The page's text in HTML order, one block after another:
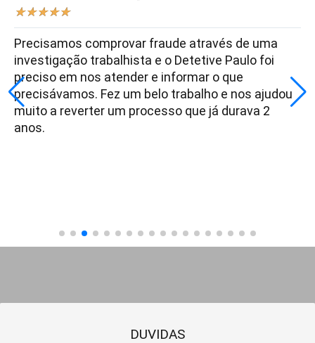
★★★★★
Precisamos comprovar fraude através de uma
investigação trabalhista e o Detetive Paulo foi
preciso em nos atender e informar o que
precisávamos. Fez um belo trabalho e nos ajudou
muito a reverter um processo que já durava 2
anos.
DUVIDAS